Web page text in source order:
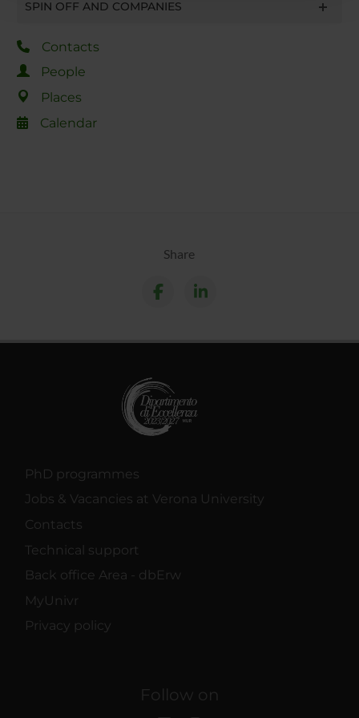
con altre informazioni che hai fornito loro o che hanno
SPIN OFF AND COMPANIES
Contacts
People
Places
Calendar
Share
PhD programmes
Jobs & Vacancies at Verona University
Contacts
Technical support
Back office Area - dbErw
MyUnivr
Privacy policy
Follow on